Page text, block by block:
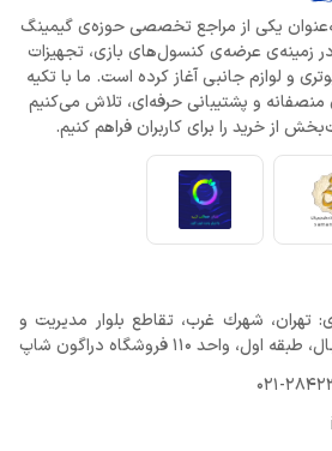
از سال 1396 به‌عنوان یکی از مراجع تخصصی حوزه‌ی گیمینگ
در زمینه‌ی عرضه‌ی کنسول‌های بازی، تجهیزات
و لوازم جانبی آغاز کرده است. ما با تکیه
منصفانه و پشتیبانی حرفه‌ای، تلاش می‌کنیم
از خرید را برای کاربران فراهم کنیم.
شهرك غرب، تقاطع بلوار مدیریت و
واحد 110 فروشگاه دراگون شاپ
021-